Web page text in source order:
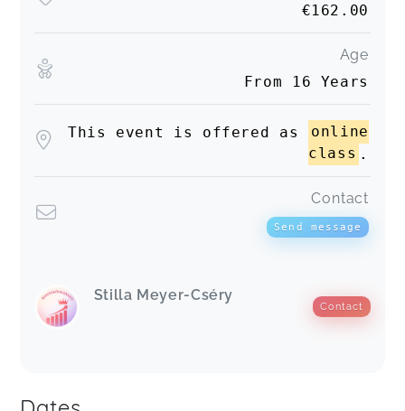
€162.00
Age
From 16 Years
This event is offered as
online
class .
Contact
Send message
Stilla Meyer-Cséry
Contact